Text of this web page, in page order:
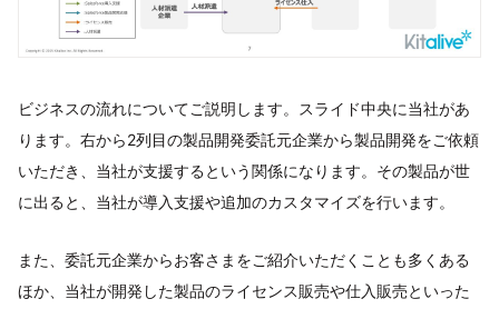
ビジネスの流れについてご説明します。スライド中央に当社があ
ります。右から2列目の製品開発委託元企業から製品開発をご依頼
いただき、当社が支援するという関係になります。その製品が世
に出ると、当社が導入支援や追加のカスタマイズを行います。
また、委託元企業からお客さまをご紹介いただくことも多くある
ほか、当社が開発した製品のライセンス販売や仕入販売といった